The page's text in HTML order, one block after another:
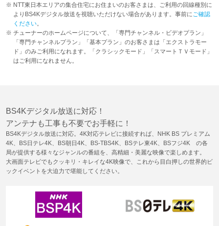
NTT東日本エリアの集合住宅にお住まいのお客さまは、ご利用の回線種別に
よりBS4Kデジタル放送を視聴いただけない場合があります。事前に ご確認
ください。
チューナーのホームページについて、「専門チャンネル・ビデオプラン」
「専門チャンネルプラン」「基本プラン」のお客さまは「エクストラモー
ド」のみご利用になれます。「クラシックモード」「スマートＴＶモード」
はご利用になれません。
BS4Kデジタル放送に対応！
アンテナも工事も不要でお手軽に！
BS4Kデジタル放送に対応。4K対応テレビに接続すれば、NHK BS プレミアム
4K、BS日テレ4K、BS朝日4K、BS-TBS4K、BSテレ東4K、BSフジ4K の各
局が提供する様々なジャンルの番組を、高精細・美麗な映像で楽しめます。
大画面テレビでもクッキリ・キレイな4K映像で、これから目白押しの世界的ビ
ックイベントを大迫力で堪能してください。